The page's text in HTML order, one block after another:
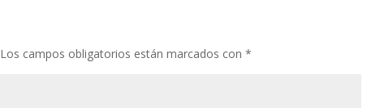
Los campos obligatorios están marcados con*